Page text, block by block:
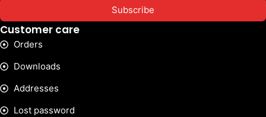
Subscribe
Customer care
Orders
Downloads
Addresses
Lost password